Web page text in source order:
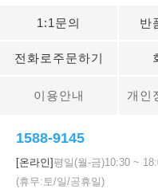
1:1문의 반
전화로주문하기
이용안내 개인
1588-9145
[온라인]평일(월-금)10:30 ~
(휴무:토/일/공휴일)